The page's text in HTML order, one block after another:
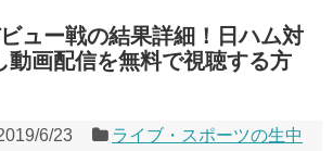
ュー戦の結果詳細！日ハム対
動画配信を無料で視聴する方
6/23
ライブ・スポーツの生中